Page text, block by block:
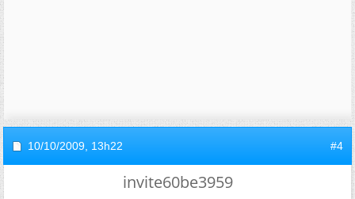
10/10/2009, 13h22 #4
invite60be3959